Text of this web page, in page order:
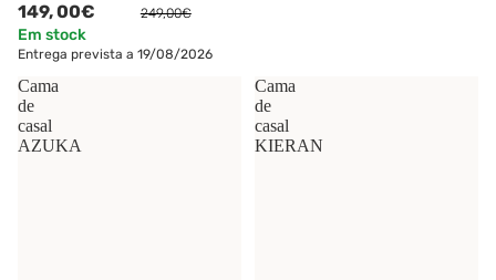
149,00€ 249,00€
Em stock
Entrega prevista a 19/08/2026
Cama
de
casal
AZUKA
Cama
de
casal
KIERAN